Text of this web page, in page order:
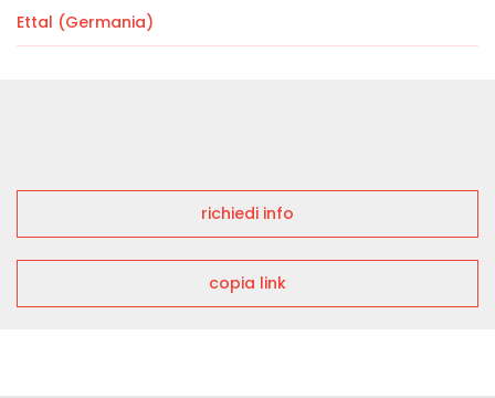
Ettal (Germania)
richiedi info
copia link